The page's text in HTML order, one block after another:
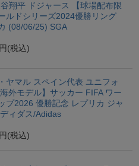
翔平 ドジャース 【球場配布限
ルドシリーズ2024優勝リング
(08/06/25) SGA
(税込)
ヤマル スペイン代表 ユニフォ
外モデル】サッカー FIFA ワー
プ2026 優勝記念 レプリカ ジャ
ィダス/Adidas
(税込)